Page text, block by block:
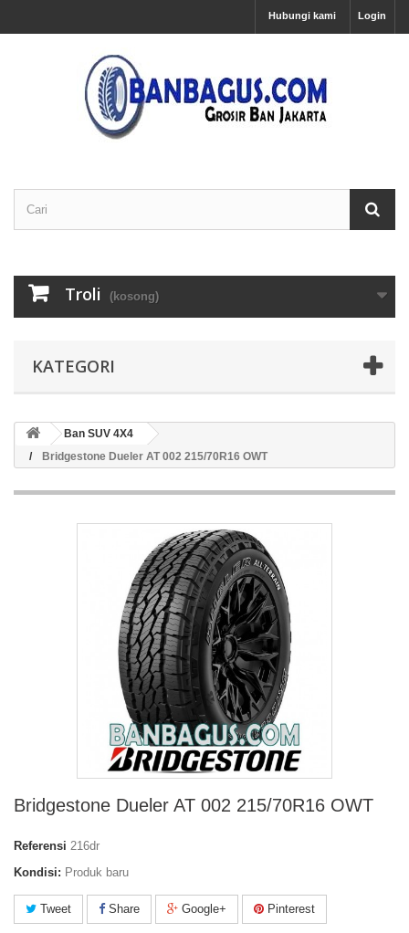
Login
Hubungi kami
Troli (kosong)
KATEGORI
Ban SUV 4X4
Bridgestone Dueler AT 002 215/70R16 OWT
Bridgestone Dueler AT 002 215/70R16 OWT
Referensi 216dr
Kondisi: Produk baru
Tweet Share Google+ Pinterest